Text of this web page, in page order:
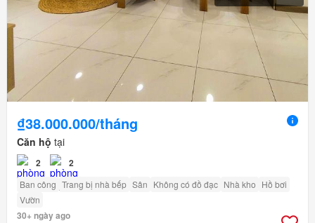
₫38.000.000/tháng
Căn hộ tại
2 2
Ban công Trang bị nhà bếp Sân Không có đồ đạc Nhà kho Hồ bơi
Vườn
30+ ngày ago